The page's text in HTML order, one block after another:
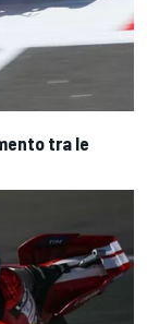
tra le